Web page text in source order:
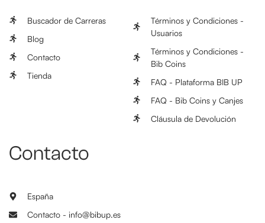
Buscador de Carreras
Blog
Contacto
Tienda
Términos y Condiciones -
Usuarios
Términos y Condiciones -
Bib Coins
FAQ - Plataforma BIB UP
FAQ - Bib Coins y Canjes
Cláusula de Devolución
Contacto
España
Contacto - info@bibup.es